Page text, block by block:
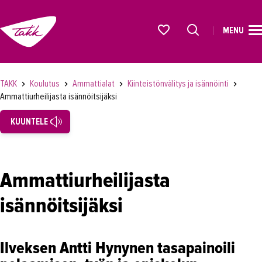
Koulutukset
Lyhytkurssit, testit ja kortit
Maahanmuuttaneiden koulutukset
Ammattialat
Asioimis- ja oikeustulkkaus
MENU
TAKK Koulutus Ammattialat
Kiinteistönvälitys ja isännöinti
Ammattiurheilijasta isännöitsijäksi
KUUNTELE
Ammattiurheilijasta
isännöitsijäksi
Ilveksen Antti Hynynen tasapainoili